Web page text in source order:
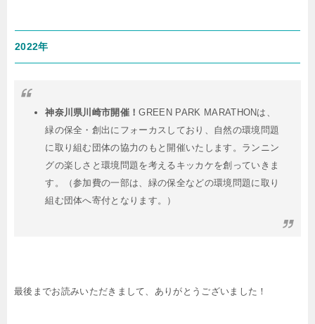
2022年
神奈川県川崎市開催！GREEN PARK MARATHONは、
緑の保全・創出にフォーカスしており、自然の環境問題
に取り組む団体の協力のもと開催いたします。ランニン
グの楽しさと環境問題を考えるキッカケを創っていきま
す。（参加費の一部は、緑の保全などの環境問題に取り
組む団体へ寄付となります。）
最後までお読みいただきまして、ありがとうございました！